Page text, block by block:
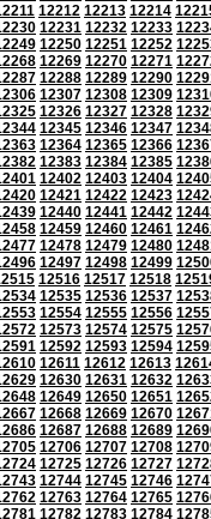
12212 12213 12214
12231 12232 12233
12250 12251 12252
12269 12270 12271
12288 12289 12290
12307 12308 12309
12326 12327 12328
12345 12346 12347
12364 12365 12366
12383 12384 12385
12402 12403 12404
12421 12422 12423
12440 12441 12442
12459 12460 12461
12478 12479 12480
12497 12498 12499
12516 12517 12518
12535 12536 12537
12554 12555 12556
12573 12574 12575
12592 12593 12594
12611 12612 12613
12630 12631 12632
12649 12650 12651
12668 12669 12670
12687 12688 12689
12706 12707 12708
12725 12726 12727
12744 12745 12746
12763 12764 12765
12782 12783 12784